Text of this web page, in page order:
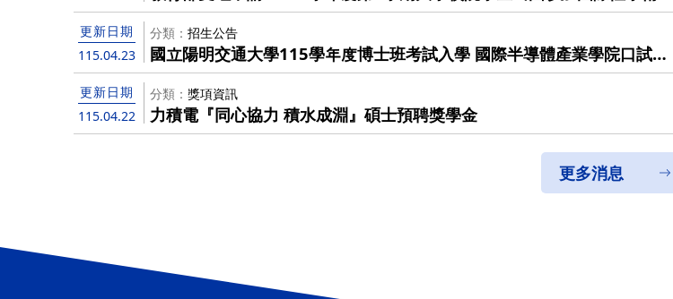
技藝能競賽」經費補助，有意申請者請於115年5月12日(二)前提供推薦申
請資料送至院辦The Ministry of Education has informed you that
it is accepting applications for funding subsidies for "university
students to go abroad to participate in international academic
skills competitions". Interested applicants are requested to
provide recommended application materials to ICST Office
before May 12, 2026 .
更新日期
115.04.23
分類 招生公告
國立陽明交通大學115學年度博士班考試入學 國際半導體產業學院口試須
知暨初試合格名單
更新日期
115.04.22
分類 獎項資訊
力積電『同心協力 積水成淵』碩士預聘獎學金
更多消息